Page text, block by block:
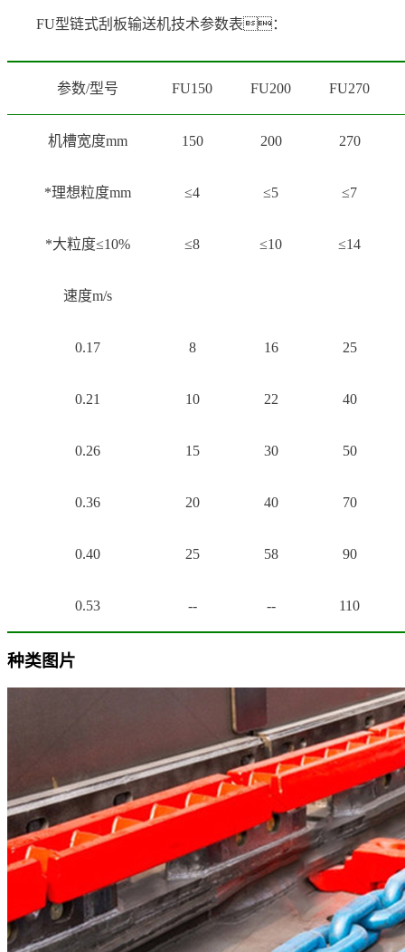
FU型链式刮板输送机技术参数表：
参数/型号 FU150 FU200 FU270
机槽宽度mm 150 200 270
*理想粒度mm ≤4 ≤5 ≤7
*大粒度≤10% ≤8 ≤10 ≤14
速度m/s
0.17 8 16 25
0.21 10 22 40
0.26 15 30 50
0.36 20 40 70
0.40 25 58 90
0.53 -- -- 110
种类图片